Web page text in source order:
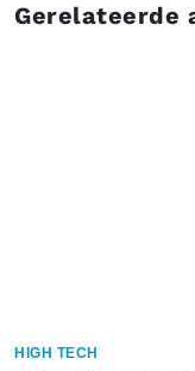
Gerelateerde
HIGH TECH